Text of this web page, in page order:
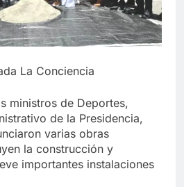
La Conciencia
ministros de Deportes,
de la Presidencia,
varias obras
la construcción y
importantes instalaciones